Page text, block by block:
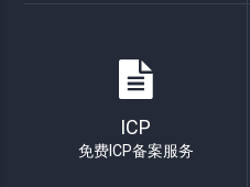
ICP
免费ICP备案服务